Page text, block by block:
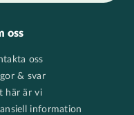
oss
oss
& svar
här är vi
information